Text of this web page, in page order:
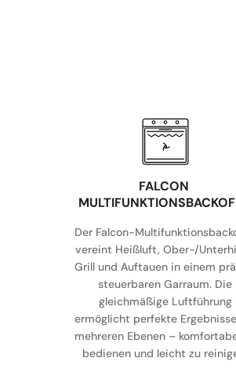
FALCON
Der Falcon-
vereint Heißluft, Ober-/
Grill und Auftauen in einem
steuerbaren Garraum. Die
gleichmäßige Luftführung
ermöglicht perfekte
mehreren Ebenen –
bedienen und leicht zu